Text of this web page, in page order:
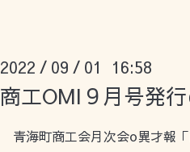
2022 / 09 / 01 16:58
商工OMI９月号発
青海町商工会月次会o異才報